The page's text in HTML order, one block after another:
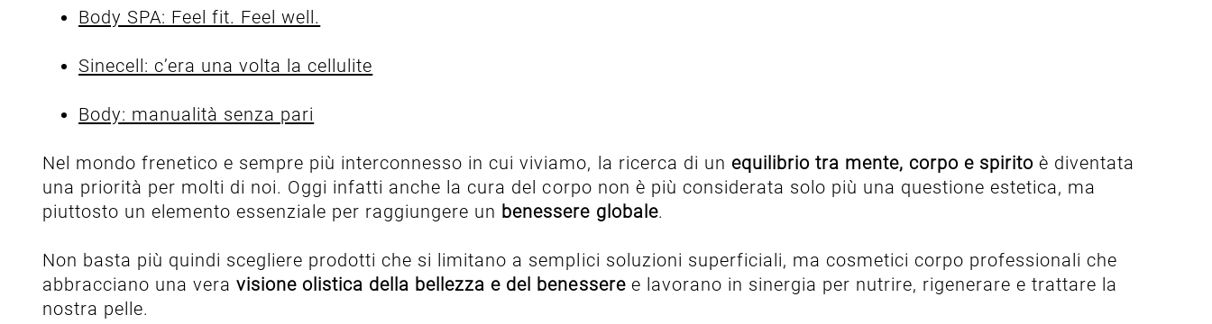
Body SPA: Feel fit. Feel well.
Sinecell: c’era una volta la cellulite
Body: manualità senza pari
Nel mondo frenetico e sempre più interconnesso in cui viviamo, la ricerca di un equilibrio tra mente, corpo e spiritoè diventata
una priorità per molti di noi. Oggi infatti anche la cura del corpo non è più considerata solo più una questione estetica, ma
piuttosto un elemento essenziale per raggiungere un benessere globale.
Non basta più quindi scegliere prodotti che si limitano a semplici soluzioni superficiali, ma cosmetici corpo professionali che
abbracciano una veravisione olistica della bellezza e del benessere e lavorano in sinergia per nutrire, rigenerare e trattare la
nostra pelle.